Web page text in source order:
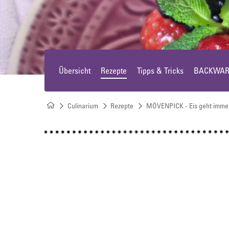
Offeneis
Runde Kuchen & Plattenkuchen
Süßes Kleingebäck
Übersicht Rezepte Tipps & Tricks
Culinarium Rezepte MÖVENPICK - Eis geht